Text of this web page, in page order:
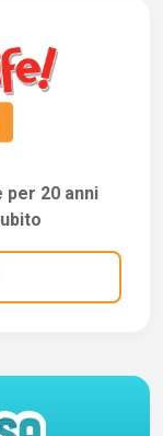
per 20 anni